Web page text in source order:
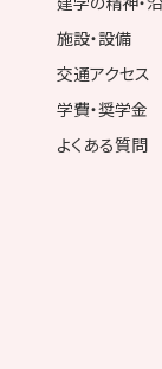
施設・設備
交通アクセス
学費・奨学金
よくある質問